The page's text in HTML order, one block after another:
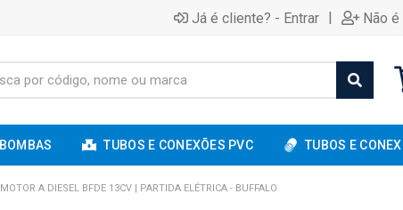
Já é cliente? - Entrar | Não
BOMBAS TUBOS E CONEXÕES PVC TUBOS E
MOTOR A DIESEL BFDE 13CV | PARTIDA ELÉTRICA - BUFFALO